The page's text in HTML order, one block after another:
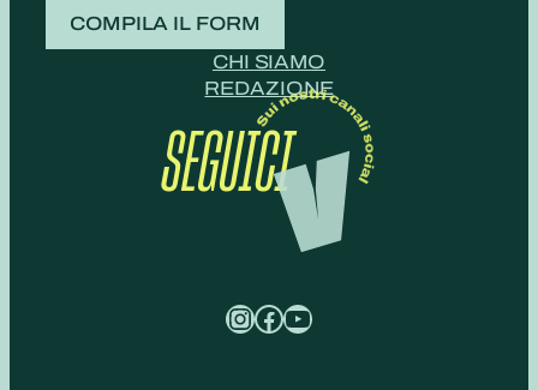
COMPILA IL FORM
CHI SIAMO
REDAZIONE
SEGUICI
InstagramFacebook YouTube